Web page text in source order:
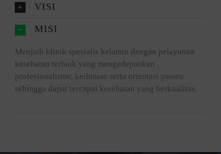
VISI
MISI
Menjadi klinik spesialis kelamin dengan pelayanan
kesehatan terbaik yang mengedepankan
profesionalisme, keilmuan serta orientasi pasien
sehingga dapat tercapai kesehatan yang berkualitas.